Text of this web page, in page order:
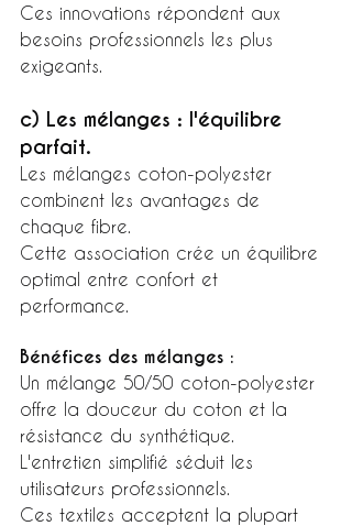
Ces innovations répondent aux
besoins professionnels les plus
exigeants.
c) Les mélanges : l'équilibre
parfait.
Les mélanges coton-polyester
combinent les avantages de
chaque fibre.
Cette association crée un équilibre
optimal entre confort et
performance.
Bénéfices des mélanges :
Un mélange 50/50 coton-polyester
offre la douceur du coton et la
résistance du synthétique.
L'entretien simplifié séduit les
utilisateurs professionnels.
Ces textiles acceptent la plupart